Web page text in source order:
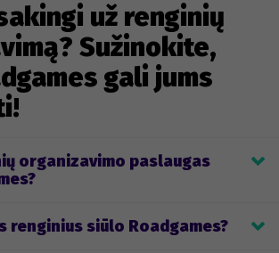
už renginių
Sužinokite,
gali jums
organizavimo paslaugas
kūrimo ir įgyvendinimo
renginius siūlo Roadgames?